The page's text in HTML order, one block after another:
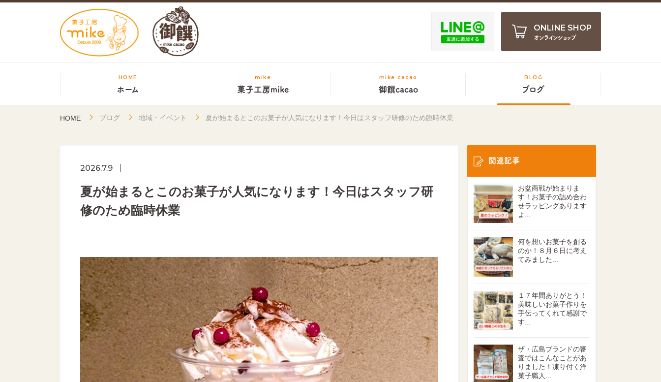
ONLINE SHOP
オンラインショップ
HOME
ホーム
mike
菓子工房mike
mike cacao
御饌cacao
BLOG
ブログ
HOME ブログ 地域・イベント 夏が始まるとこのお菓子が人気になります！今日はスタッフ研修のため臨時休業
2026.7.9
夏が始まるとこのお菓子が人気になります！今日はスタッフ研
修のため臨時休業
関連記事
お盆商戦が始まりま
す！お菓子の詰め合わ
せラッピングあります
よ...
何を想いお菓子を創る
のか！８月６日に考え
てみました...
１７年間ありがとう！
美味しいお菓子作りを
手伝ってくれて感謝で
す...
ザ・広島ブランドの審
査ではこんなことがあ
りました！凍り付く洋
菓子職人...